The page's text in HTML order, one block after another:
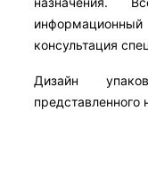
консультация
Дизайн
представленного